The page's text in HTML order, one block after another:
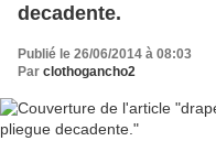
decadente.
Publié le 26/06/2014 à 08:03
Par clothogancho2